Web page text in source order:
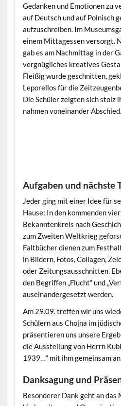
Gedanken und Emotionen zu
auf Deutsch und auf Polnisch
aufzuschreiben. Im
einem Mittagessen versorgt.
gab es am Nachmittag in der
vergnügliches kreatives
Fleißig wurde geschnitten,
Leporellos für die
Die Schüler zeigten sich stolz
nahmen voneinander Abschied.
Aufgaben und nächste
Jeder ging mit einer Idee für
Hause: In den kommenden
Bekanntenkreis nach
zum Zweiten Weltkrieg
Faltbücher dienen zum
in Bildern, Fotos, Collagen,
oder Zeitungsausschnitten.
den Begriffen „Flucht“ und
auseinandergesetzt werden.
Am 29.09. treffen wir uns
Schülern aus Chojna im
präsentieren uns unsere
die Ausstellung von Herrn
1939…“ mit ihm gemeinsam
Danksagung und
Besonderer Dank geht an das